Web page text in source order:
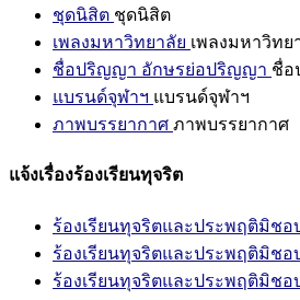
ชุดนิสิต ชุดนิสิต
เพลงมหาวิทยาลัย เพลงมหาวิทย
ชื่อปริญญา อักษรย่อปริญญา ชื่อ
แบรนด์จุฬาฯ แบรนด์จุฬาฯ
ภาพบรรยากาศ ภาพบรรยากาศ
แจ้งเรื่องร้องเรียนทุจริต
ร้องเรียนทุจริตและประพฤติมิชอ
ร้องเรียนทุจริตและประพฤติมิชอ
ร้องเรียนทุจริตและประพฤติมิชอ